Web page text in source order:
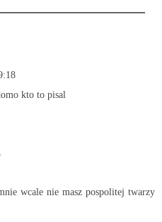
kto to pisal
wcale nie masz pospolitej twarzy